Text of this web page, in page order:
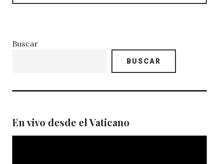
Buscar
BUSCAR
En vivo desde el Vaticano